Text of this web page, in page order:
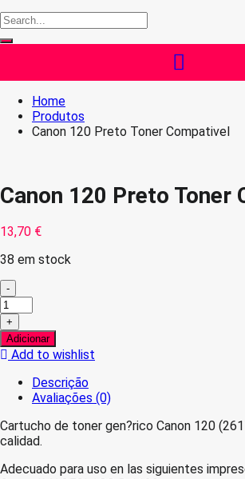
Home
Produtos
Canon 120 Preto Toner Compativel
Canon 120 Preto Toner
13,70 €
38 em stock
-
Quantidade
de
Canon
120
Preto
Toner
Compativel
+
Adicionar
Add to wishlist
Descrição
Avaliações (0)
Cartucho de toner gen?rico Canon 120
calidad.
Adecuado para uso en las siguientes